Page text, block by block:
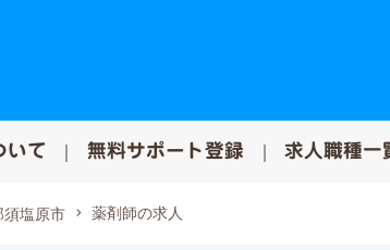
いて 無料サポート登録 求人職種一
須塩原市 薬剤師の求人